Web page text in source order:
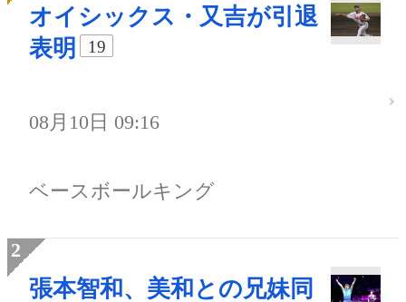
オイシックス・又吉が引退
表明
19
08月10日 09:16
ベースボールキング
張本智和、美和との兄妹同